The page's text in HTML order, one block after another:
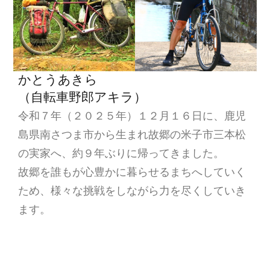
かとうあきら
（自転車野郎アキラ）
令和７年（２０２５年）１２月１６日に、鹿児
島県南さつま市から生まれ故郷の米子市三本松
の実家へ、約９年ぶりに帰ってきました。
故郷を誰もが心豊かに暮らせるまちへしていく
ため、様々な挑戦をしながら力を尽くしていき
ます。